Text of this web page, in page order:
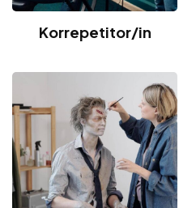
Korrepetitor/in